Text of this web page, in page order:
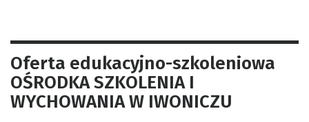
Oferta edukacyjno-szkoleniowa
OŚRODKA SZKOLENIA I
WYCHOWANIA W IWONICZU